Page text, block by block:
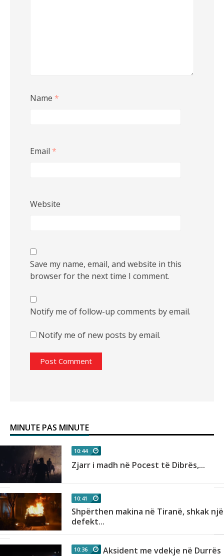
Name *
Email *
Website
Save my name, email, and website in this
browser for the next time I comment.
Notify me of follow-up comments by email.
Notify me of new posts by email.
MINUTE PAS MINUTE
10:44
Zjarr i madh në Pocest të Dibrës,...
10:41
Shpërthen makina në Tiranë, shkak një
defekt...
10:36 Aksident me vdekje në Durrës